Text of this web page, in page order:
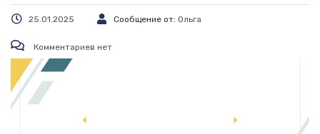
25.01.2025 Сообщение от: Ольга
Комментариев нет